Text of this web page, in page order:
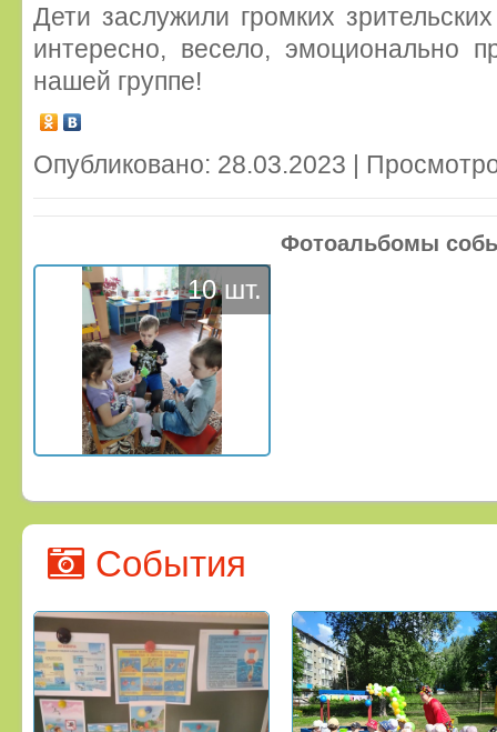
Дети заслужили громких
интересно, весело, эмоционально
нашей группе!
Опубликовано: 28.03.2023 |
Фотоальбомы
10 шт.
События